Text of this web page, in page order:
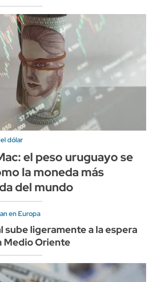
dólar
el peso uruguayo se
la moneda más
del mundo
en Europa
sube ligeramente a la espera
Medio Oriente